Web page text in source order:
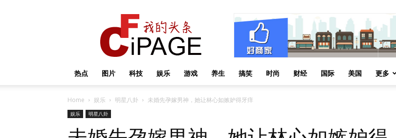
热点 图片 科技 娱乐 游戏 养生 搞笑 时尚 财经 国际 美国 更多
Home 娱乐 明星八卦 未婚先孕嫁男神，她让林心如嫉妒得牙痒
娱乐 明星八卦